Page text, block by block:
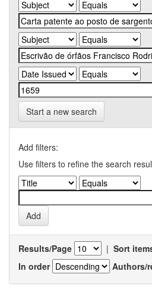
Start a new search
Add filters:
Use filters to refine the search
Results/Page | Sort
In order
Authors/